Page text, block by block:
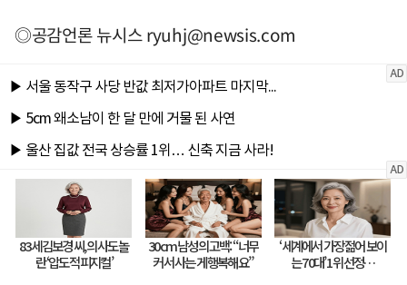
◎공감언론 뉴시스ryuhj@newsis.com